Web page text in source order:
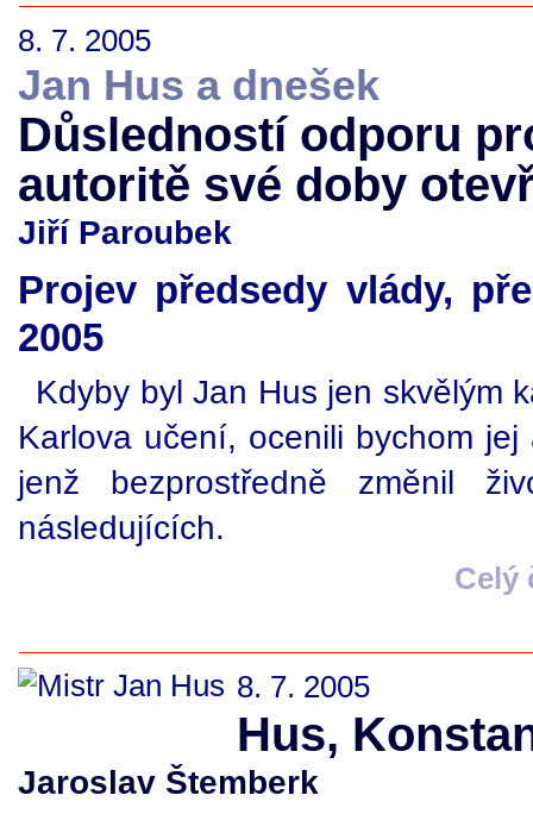
8. 7. 2005
Jan Hus a dnešek
Důsledností odporu
autoritě své doby
Jiří Paroubek
Projev předsedy vlády,
2005
Kdyby byl Jan Hus jen skvělým
Karlova učení, ocenili bychom
jenž bezprostředně změnil
následujících.
Celý
8. 7. 2005
Hus,
Jaroslav Štemberk